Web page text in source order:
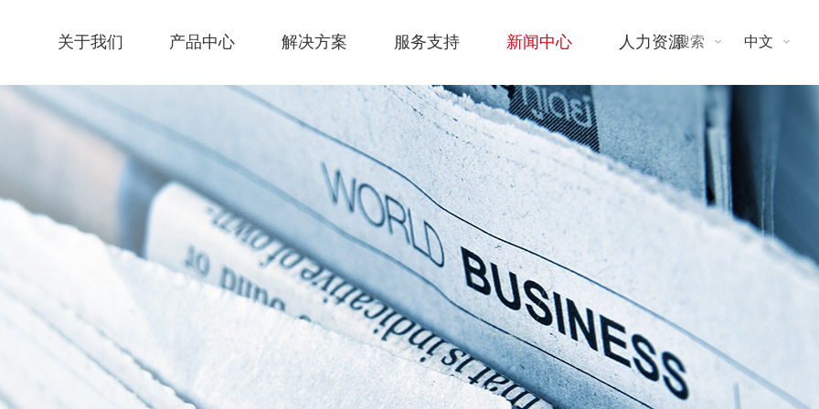
关于我们 产品中心 解决方案 服务支持 新闻中心 人力资源 中文
搜索